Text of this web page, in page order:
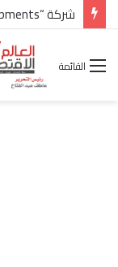
القائمة